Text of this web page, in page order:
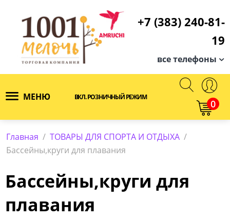
+7 (383) 240-81-
19
все телефоны
МЕНЮ ВКЛ. РОЗНИЧНЫЙ РЕЖИМ
0
Главная / ТОВАРЫ ДЛЯ СПОРТА И ОТДЫХА /
Бассейны,круги для плавания
Бассейны,круги для
плавания